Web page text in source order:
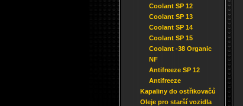
Coolant SP 12
Coolant SP 13
Coolant SP 14
Coolant SP 15
Coolant -38 Organic
NF
Antifreeze SP 12
Antifreeze
Kapaliny do ostřikovačů
Oleje pro starší vozidla